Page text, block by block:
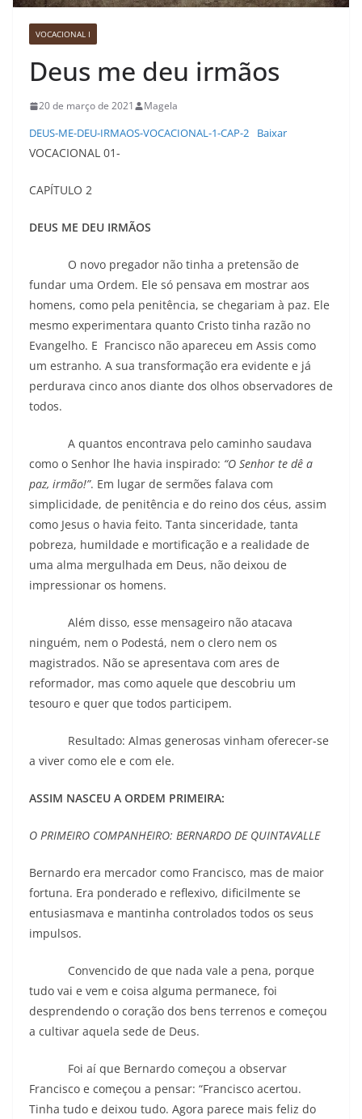
VOCACIONAL I
Deus me deu irmãos
20 de março de 2021 Magela
DEUS-ME-DEU-IRMAOS-VOCACIONAL-1-CAP-2 Baixar
VOCACIONAL 01-
CAPÍTULO 2
DEUS ME DEU IRMÃOS
O novo pregador não tinha a pretensão de
fundar uma Ordem. Ele só pensava em mostrar aos
homens, como pela penitência, se chegariam à paz. Ele
mesmo experimentara quanto Cristo tinha razão no
Evangelho. E Francisco não apareceu em Assis como
um estranho. A sua transformação era evidente e já
perdurava cinco anos diante dos olhos observadores de
todos.
A quantos encontrava pelo caminho saudava
como o Senhor lhe havia inspirado: “O Senhor te dê a
paz, irmão!”. Em lugar de sermões falava com
simplicidade, de penitência e do reino dos céus, assim
como Jesus o havia feito. Tanta sinceridade, tanta
pobreza, humildade e mortificação e a realidade de
uma alma mergulhada em Deus, não deixou de
impressionar os homens.
Além disso, esse mensageiro não atacava
ninguém, nem o Podestá, nem o clero nem os
magistrados. Não se apresentava com ares de
reformador, mas como aquele que descobriu um
tesouro e quer que todos participem.
Resultado: Almas generosas vinham oferecer-se
a viver como ele e com ele.
ASSIM NASCEU A ORDEM PRIMEIRA:
O PRIMEIRO COMPANHEIRO: BERNARDO DE QUINTAVALLE
Bernardo era mercador como Francisco, mas de maior
fortuna. Era ponderado e reflexivo, dificilmente se
entusiasmava e mantinha controlados todos os seus
impulsos.
Convencido de que nada vale a pena, porque
tudo vai e vem e coisa alguma permanece, foi
desprendendo o coração dos bens terrenos e começou
a cultivar aquela sede de Deus.
Foi aí que Bernardo começou a observar
Francisco e começou a pensar: “Francisco acertou.
Tinha tudo e deixou tudo. Agora parece mais feliz do